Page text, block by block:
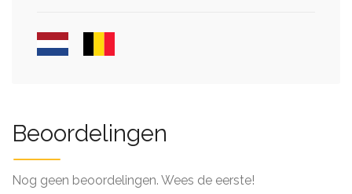
Beoordelingen
Nog geen beoordelingen. Wees de eerste!